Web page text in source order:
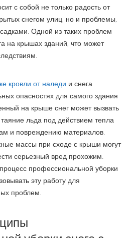
с собой не только радость от
снегом улиц, но и проблемы,
Одной из таких проблем
на крышах зданий, что может
кровли от наледи и снега
опасностях для самого здания
на крыше снег может вызвать
таяние льда под действием тепла
и повреждению материалов.
массы при сходе с крыши могут
серьезный вред прохожим.
профессиональной уборки
эту работу для
проблем.